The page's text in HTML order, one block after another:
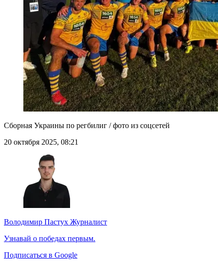
Сборная Украины по регбилиг / фото из соцсетей
20 октября 2025, 08:21
Володимир Пастух Журналист
Узнавай о победах первым.
Подписаться в Google